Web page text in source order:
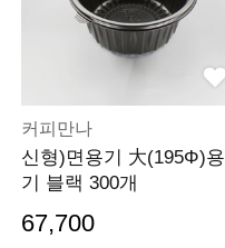
커피만나
신형)면용기 大(195Φ)용
기 블랙 300개
67,700